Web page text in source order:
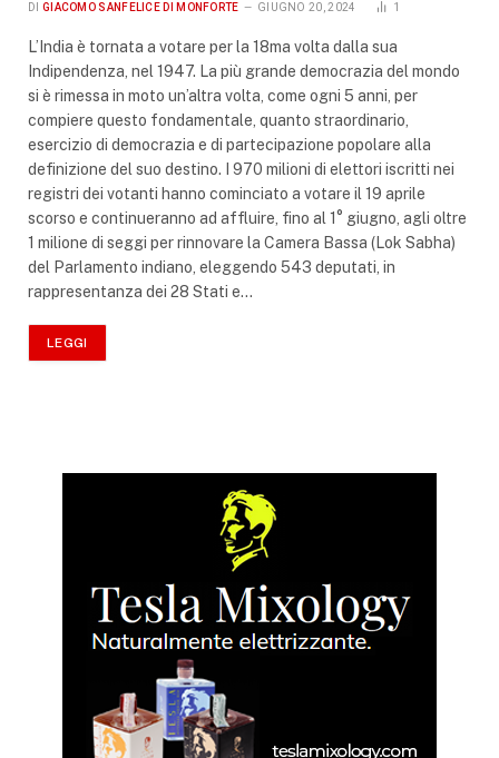
DI GIACOMO SANFELICE DI MONFORTE GIUGNO 20, 2024 1
L’India è tornata a votare per la 18ma volta dalla sua
Indipendenza, nel 1947. La più grande democrazia del mondo
si è rimessa in moto un’altra volta, come ogni 5 anni, per
compiere questo fondamentale, quanto straordinario,
esercizio di democrazia e di partecipazione popolare alla
definizione del suo destino. I 970 milioni di elettori iscritti nei
registri dei votanti hanno cominciato a votare il 19 aprile
scorso e continueranno ad affluire, fino al 1° giugno, agli oltre
1 milione di seggi per rinnovare la Camera Bassa (Lok Sabha)
del Parlamento indiano, eleggendo 543 deputati, in
rappresentanza dei 28 Stati e…
LEGGI